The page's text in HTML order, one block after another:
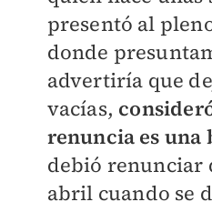
presentó al
donde
advertiría que
vacías, c
renuncia es una
debió renunciar
abril cuando se